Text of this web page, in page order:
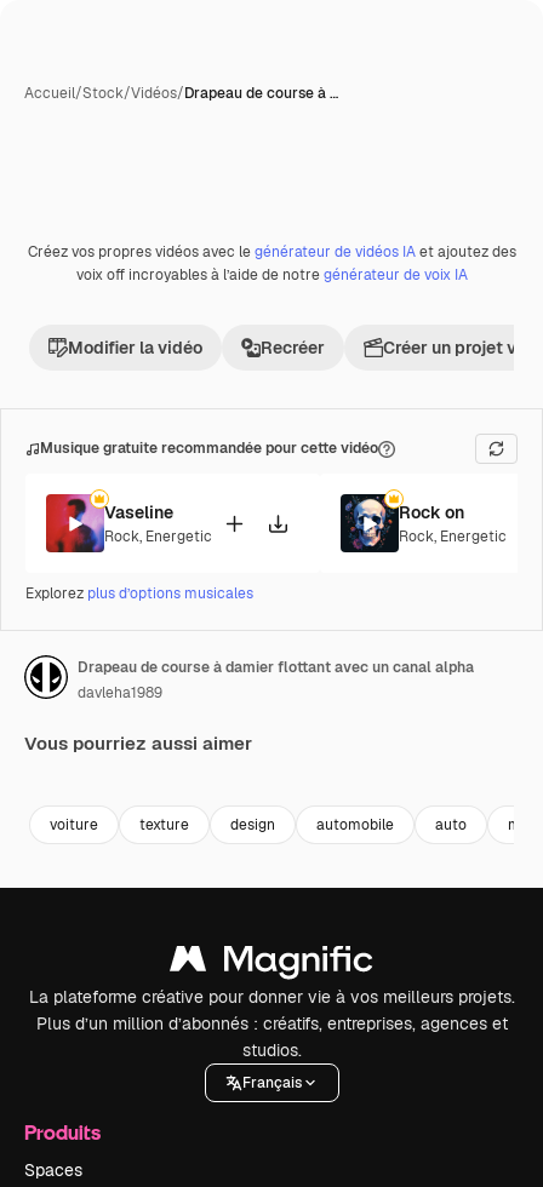
Accueil/Stock/Vidéos/Drapeau de course à …
Premium
Créez vos propres vidéos avec legénérateur de vidéos IAet ajoutez des
voix off incroyables à l’aide de notregénérateur de voix IA
Modifier la vidéo Recréer Créer un projet
Musique gratuite recommandée pour cette vidéo
Vaseline
Rock, Energetic
Rock on
Rock, Energetic
Explorez plus d’options musicales
Drapeau de course à damier flottant avec un canal alpha
davleha1989
Vous pourriez aussi aimer
voiture texture design automobile auto
La plateforme créative pour donner vie à vos meilleurs projets.
Plus d’un million d’abonnés : créatifs, entreprises, agences et
studios.
Français
Produits
Spaces